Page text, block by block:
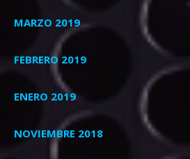
MARZO 2019
FEBRERO 2019
ENERO 2019
NOVIEMBRE 2018